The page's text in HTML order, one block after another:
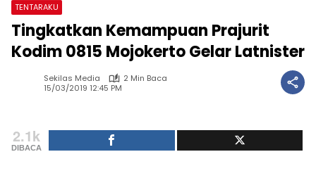
TENTARAKU
Tingkatkan Kemampuan Prajurit
Kodim 0815 Mojokerto Gelar Latnister
Sekilas Media
2 Min Baca
15/03/2019 12:45 PM
2.1k
DIBACA